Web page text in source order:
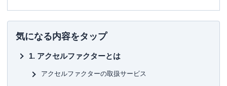
■書籍
初心者でもわかる！お金に関するアレコレの選び方BOOK
KTAA団体シルバー認証マーク
（2023.12.20～）
気になる内容をタップ
アクセルファクターとは
アクセルファクターの取扱サービス